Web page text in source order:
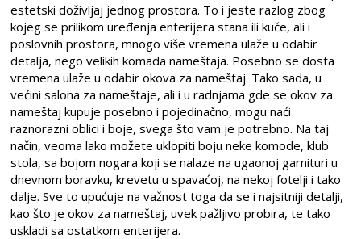
estetski doživljaj jednog prostora. To i jeste razlog zbog
kojeg se prilikom uređenja enterijera stana ili kuće, ali i
poslovnih prostora, mnogo više vremena ulaže u odabir
detalja, nego velikih komada nameštaja. Posebno se dosta
vremena ulaže u odabir okova za nameštaj. Tako sada, u
većini salona za nameštaje, ali i u radnjama gde se okov za
nameštaj kupuje posebno i pojedinačno, mogu naći
raznorazni oblici i boje, svega što vam je potrebno. Na taj
način, veoma lako možete uklopiti boju neke komode, klub
stola, sa bojom nogara koji se nalaze na ugaonoj garnituri u
dnevnom boravku, krevetu u spavaćoj, na nekoj fotelji i tako
dalje. Sve to upućuje na važnost toga da se i najsitniji detalji,
kao što je okov za nameštaj, uvek pažljivo probira, te tako
uskladi sa ostatkom enterijera.